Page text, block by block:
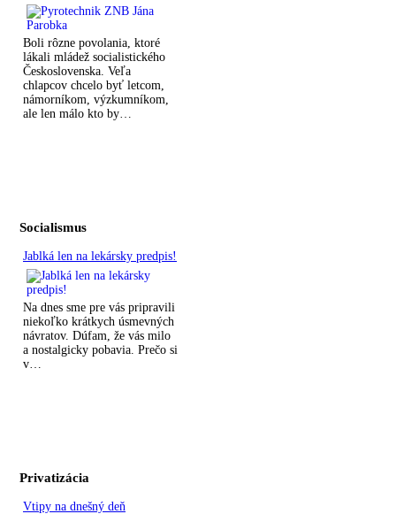
Boli rôzne povolania, ktoré
lákali mládež socialistického
Československa. Veľa
chlapcov chcelo byť letcom,
námorníkom, výzkumníkom,
ale len málo kto by…
Socialismus
Jablká len na lekársky predpis!
Na dnes sme pre vás pripravili
niekoľko krátkych úsmevných
návratov. Dúfam, že vás milo
a nostalgicky pobavia. Prečo si
v…
Privatizácia
Vtipy na dnešný deň